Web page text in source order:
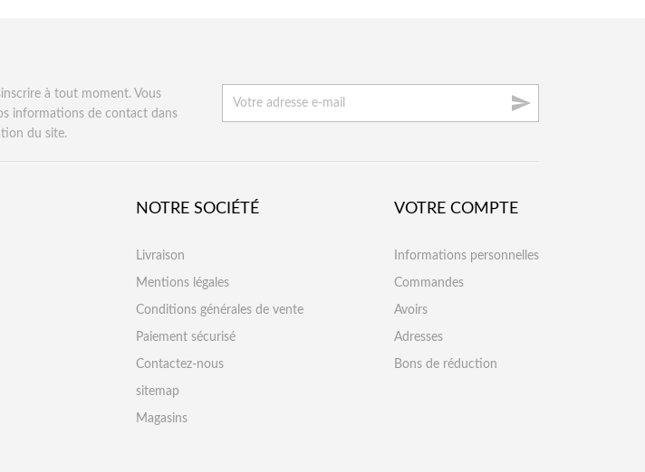
à tout moment. Vous
informations de contact dans
du site.

NOTRE SOCIÉTÉ
Livraison
Mentions légales
Conditions générales de vente
Paiement sécurisé
Contactez-nous
sitemap
Magasins
VOTRE COMPTE
Informations personnelles
Commandes
Avoirs
Adresses
Bons de réduction